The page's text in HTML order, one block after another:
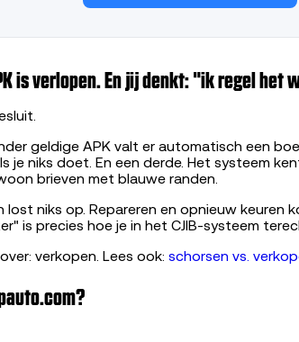
is verlopen. En jij denkt: "ik regel het
geldige APK valt er automatisch een
je niks doet. En een derde. Het systeem
brieven met blauwe randen.
lost niks op. Repareren en opnieuw keuren
is precies hoe je in het CJIB-systeem
verkopen. Lees ook: schorsen vs.